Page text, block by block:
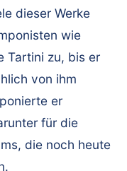
dieser Werke
wie
Tartini zu, bis er
von ihm
er
für die
die noch heute